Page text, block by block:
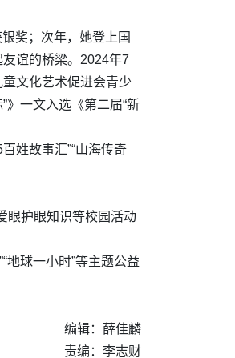
奖；次年，她登上国
谊的桥梁。2024年7
文化艺术促进会青少
》一文入选《第二届“新
姓故事汇”“山海传奇
眼护眼知识等校园活动
地球一小时”等主题公益
编辑：薛佳麟
责编：李志财